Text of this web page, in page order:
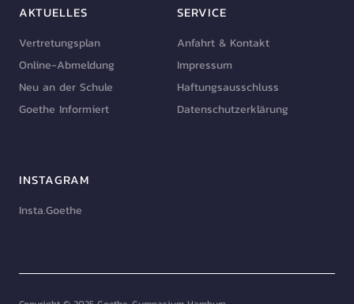
AKTUELLES
Vertretungsplan
Online-Abmeldung
Neu an der Schule
Goethe Informiert
SERVICE
Anfahrt & Kontakt
Impressum
Haftungsausschluss
Datenschutzerklärung
INSTAGRAM
Insta.Goethe